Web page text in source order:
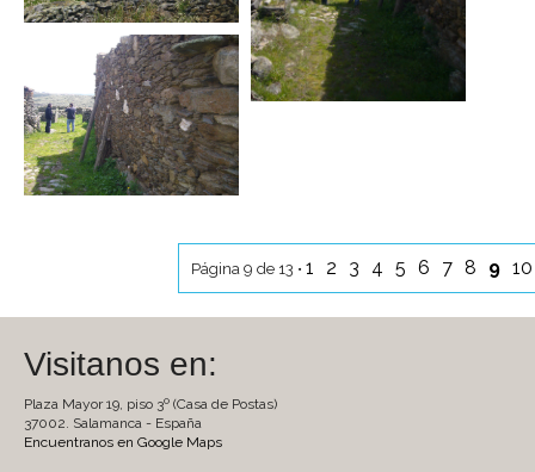
Página 9 de 13 • 1 2 3 4 5 6 7 8 9
Visitanos en:
Plaza Mayor 19, piso 3º (Casa de Postas)
37002. Salamanca - España
Encuentranos en Google Maps